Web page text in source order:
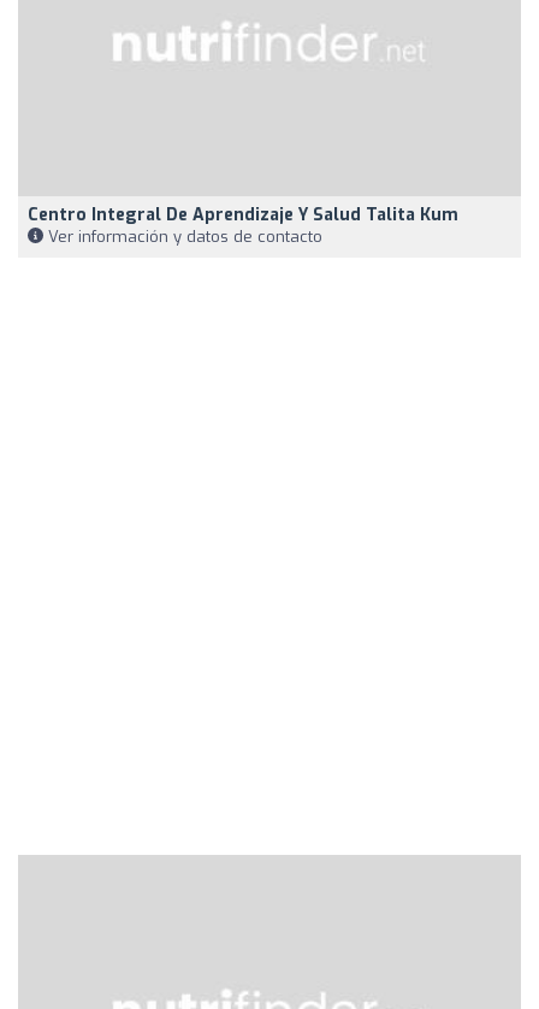
Centro Integral De Aprendizaje Y Salud Talita Kum
Ver información y datos de contacto